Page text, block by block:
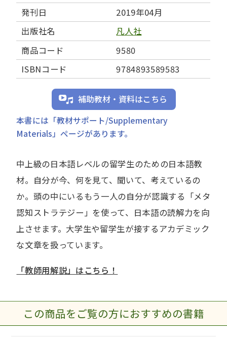
発刊日
2019年04月
出版社名
凡人社
商品コード
9580
ISBNコード
9784893589583
補助教材・資料はこちら
本書には「教材サポート/Supplementary
Materials」ページがあります。
中上級の日本語レベルの留学生のための日本語教
材。自分が今、何を見て、聞いて、考えているの
か。頭の中にいるもう一人の自分が認識する「メタ
認知ストラテジー」を使って、日本語の読解力を向
上させます。大学生や留学生が接するアカデミック
な文章を扱っています。
「教師用解説」はこちら！
この商品をご覧の方におすすめの書籍